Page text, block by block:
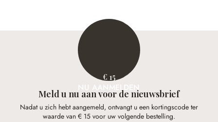
€ 15
NU AANMELDEN
Meld u nu aan voor de nieuwsbrief
Nadat u zich hebt aangemeld, ontvangt u een kortingscode ter
waarde van € 15 voor uw volgende bestelling.